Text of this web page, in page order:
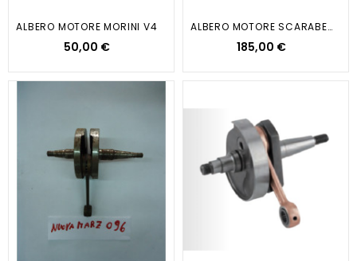
ALBERO MOTORE MORINI V4
50,00 €
ALBERO MOTORE SCARABEO 200 4T
185,00 €